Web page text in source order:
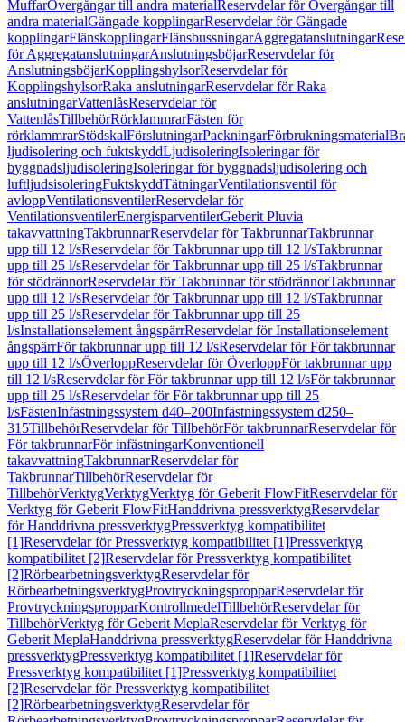
MuffarÖvergångar till andra materialReservdelar för Övergångar till
andra materialGängade kopplingarReservdelar för Gängade
kopplingarFlänskopplingarFlänsbussningarAggregatanslutningar
för AggregatanslutningarAnslutningsböjarReservdelar för
AnslutningsböjarKopplingshylsorReservdelar för
KopplingshylsorRaka anslutningarReservdelar för Raka
anslutningarVattenlåsReservdelar för
VattenlåsTillbehörRörklammrarFästen för
rörklammrarStödskalFörslutningarPackningarFörbrukningsmaterial
ljudisolering och fuktskyddLjudisoleringIsoleringar för
byggnadsljudisoleringIsoleringar för byggnadsljudisolering och
luftljudsisoleringFuktskyddTätningarVentilationsventil för
avloppVentilationsventilerReservdelar för
VentilationsventilerEnergisparventilerGeberit Pluvia
takavvattningTakbrunnarReservdelar för TakbrunnarTakbrunnar
upp till 12 l/sReservdelar för Takbrunnar upp till 12 l/sTakbrunnar
upp till 25 l/sReservdelar för Takbrunnar upp till 25 l/sTakbrunnar
för stödrännorReservdelar för Takbrunnar för stödrännorTakbrunnar
upp till 12 l/sReservdelar för Takbrunnar upp till 12 l/sTakbrunnar
upp till 25 l/sReservdelar för Takbrunnar upp till 25
l/sInstallationselement ångspärrReservdelar för Installationselement
ångspärrFör takbrunnar upp till 12 l/sReservdelar för För takbrunnar
upp till 12 l/sÖverloppReservdelar för ÖverloppFör takbrunnar upp
till 12 l/sReservdelar för För takbrunnar upp till 12 l/sFör takbrunnar
upp till 25 l/sReservdelar för För takbrunnar upp till 25
l/sFästenInfästningssystem d40–200Infästningssystem d250–
315TillbehörReservdelar för TillbehörFör takbrunnarReservdelar för
För takbrunnarFör infästningarKonventionell
takavvattningTakbrunnarReservdelar för
TakbrunnarTillbehörReservdelar för
TillbehörVerktygVerktygVerktyg för Geberit FlowFitReservdelar för
Verktyg för Geberit FlowFitHanddrivna pressverktygReservdelar
för Handdrivna pressverktygPressverktyg kompatibilitet
[1]Reservdelar för Pressverktyg kompatibilitet [1]Pressverktyg
kompatibilitet [2]Reservdelar för Pressverktyg kompatibilitet
[2]RörbearbetningsverktygReservdelar för
RörbearbetningsverktygProvtryckningspropparReservdelar för
ProvtryckningspropparKontrollmedelTillbehörReservdelar för
TillbehörVerktyg för Geberit MeplaReservdelar för Verktyg för
Geberit MeplaHanddrivna pressverktygReservdelar för Handdrivna
pressverktygPressverktyg kompatibilitet [1]Reservdelar för
Pressverktyg kompatibilitet [1]Pressverktyg kompatibilitet
[2]Reservdelar för Pressverktyg kompatibilitet
[2]RörbearbetningsverktygReservdelar för